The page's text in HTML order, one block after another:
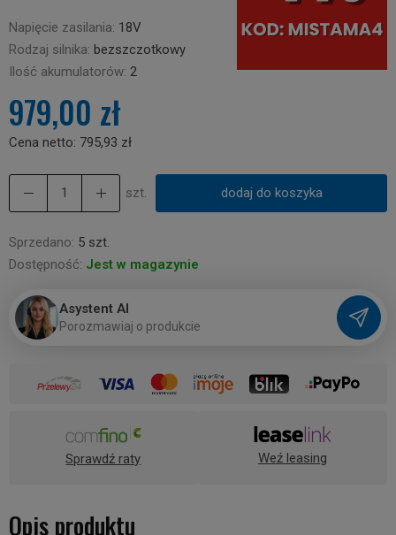
Napięcie zasilania: 18V
Rodzaj silnika: bezszczotkowy
Ilość akumulatorów: 2
979,00 zł
Cena netto: 795,93 zł
szt. dodaj do koszyka
Sprzedano: 5 szt.
Dostępność: Jest w magazynie
Asystent AI
Porozmawiaj o produkcie
Sprawdź raty Weź leasing
Opis produktu